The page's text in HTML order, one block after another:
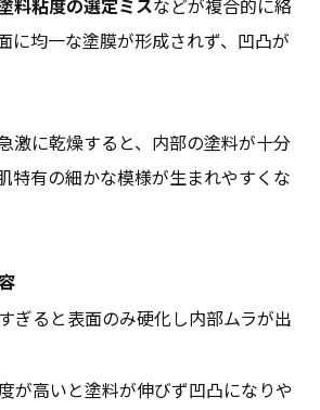
料粘度の選定ミスなどが複合的に絡
に均一な塗膜が形成されず、凹凸が
激に乾燥すると、内部の塗料が十分
特有の細かな模様が生まれやすくな
ぎると表面のみ硬化し内部ムラが出
が高いと塗料が伸びず凹凸になりや